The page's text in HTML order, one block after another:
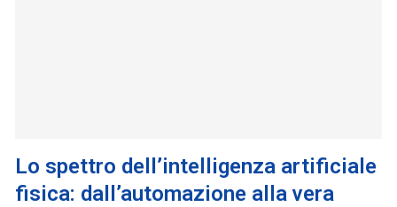
Lo spettro dell’intelligenza artificiale
fisica: dall’automazione alla vera